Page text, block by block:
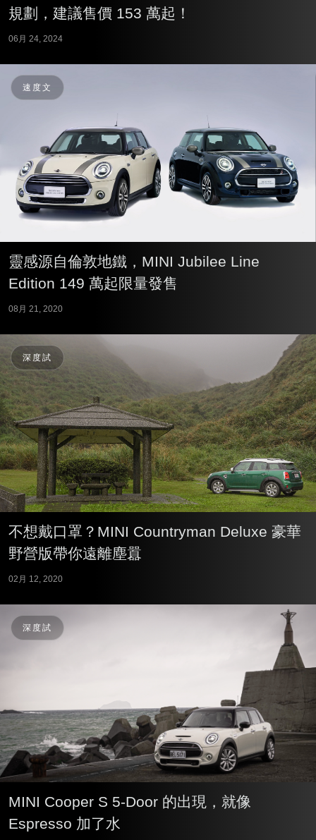
規劃，建議售價 153 萬起！
06月 24, 2024
速度文
靈感源自倫敦地鐵，MINI Jubilee Line
Edition 149 萬起限量發售
08月 21, 2020
深度試
不想戴口罩？MINI Countryman Deluxe 豪華
野營版帶你遠離塵囂
02月 12, 2020
深度試
MINI Cooper S 5-Door 的出現，就像
Espresso 加了水